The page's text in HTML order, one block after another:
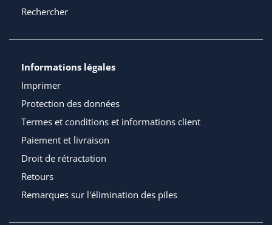
Rechercher
Informations légales
Imprimer
Protection des données
Termes et conditions et informations client
Paiement et livraison
Droit de rétractation
Retours
Remarques sur l'élimination des piles